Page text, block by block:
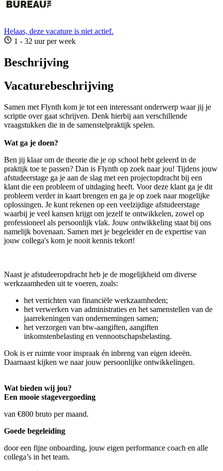
Helaas, deze vacature is niet actief.
1 - 32 uur per week
Beschrijving
Vacaturebeschrijving
Samen met Flynth kom je tot een interessant onderwerp waar jij je
scriptie over gaat schrijven. Denk hierbij aan verschillende
vraagstukken die in de samenstelpraktijk spelen.
Wat ga je doen?
Ben jij klaar om de theorie die je op school hebt geleerd in de
praktijk toe te passen? Dan is Flynth op zoek naar jou! Tijdens jouw
afstudeerstage ga je aan de slag met een projectopdracht bij een
klant die een probleem of uitdaging heeft. Voor deze klant ga je dit
probleem verder in kaart brengen en ga je op zoek naar mogelijke
oplossingen. Je kunt rekenen op een veelzijdige afstudeerstage
waarbij je veel kansen krijgt om jezelf te ontwikkelen, zowel op
professioneel als persoonlijk vlak. Jouw ontwikkeling staat bij ons
namelijk bovenaan. Samen met je begeleider en de expertise van
jouw collega's kom je nooit kennis tekort!
Naast je afstudeeropdracht heb je de mogelijkheid om diverse
werkzaamheden uit te voeren, zoals:
het verrichten van financiële werkzaamheden;
het verwerken van administraties en het samenstellen van de
jaarrekeningen van ondernemingen samen;
het verzorgen van btw-aangiften, aangiften
inkomstenbelasting en vennootschapsbelasting.
Ook is er ruimte voor inspraak én inbreng van eigen ideeën.
Daarnaast kijken we naar jouw persoonlijke ontwikkelingen.
Wat bieden wij jou?
Een mooie stagevergoeding
van €800 bruto per maand.
Goede begeleiding
door een fijne onboarding, jouw eigen performance coach en alle
collega’s in het team.